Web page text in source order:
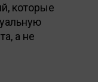
которые
а не